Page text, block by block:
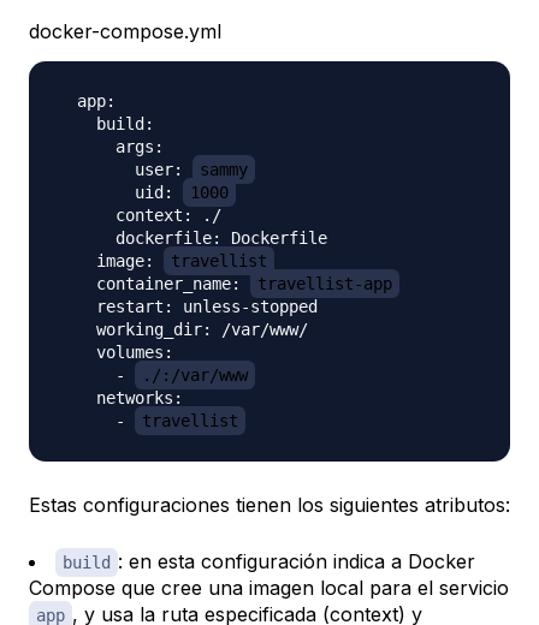
docker-compose.yml
  app:
    build:
      args:
        user:
sammy
        uid:
1000
      context: ./
      dockerfile: Dockerfile
    image:
travellist
    container_name:
travellist-app
    restart: unless-stopped
    working_dir: /var/www/
    volumes:
      -
./:/var/www
    networks:
      -
travellist
Estas configuraciones tienen los siguientes atributos:
build : en esta configuración indica a Docker
Compose que cree una imagen local para el servicio
app , y usa la ruta especificada (context) y